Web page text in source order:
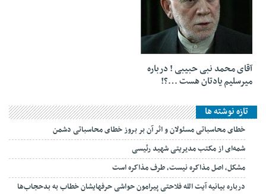
آقای محمد نبی حبیبی ! درباره
میرسلیم یادتان هست …؟!
تازه نوشته ها
خطای محاسباتی مسئولان و اثر آن بر بروز خطای محاسباتی دشمن
شمه‌ای از مکتب مدیریتی شهید رئیسی
مشکل، اصل مذاکره نیست، طرف مذاکره است
درباره بیانیه آیت الله فلاحتی پیرامون حواشی حرفهایشان خطاب به بدحجاب‌ها